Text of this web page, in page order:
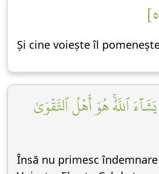
Și cine voiește îl
ٱللَّهُۚ هُوَ أَهۡلُ ٱلتَّقۡوَىٰ
Însă nu primesc